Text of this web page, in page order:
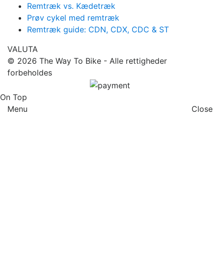
Remtræk vs. Kædetræk
Prøv cykel med remtræk
Remtræk guide: CDN, CDX, CDC & ST
VALUTA
© 2026 The Way To Bike - Alle rettigheder
forbeholdes
On Top
Menu
Close